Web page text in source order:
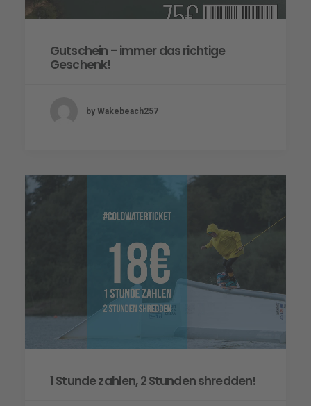
Gutschein – immer das richtige
Geschenk!
by Wakebeach257
1 Stunde zahlen, 2 Stunden shredden!